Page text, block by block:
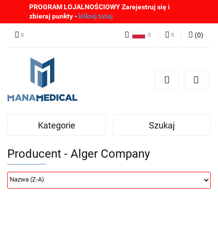
PROGRAM LOJALNOŚCIOWY Zarejestruj się i
zbieraj punkty - kliknij tutaj
Zarejestruj się
(0)
Kategorie Szukaj
Producent - Alger Company